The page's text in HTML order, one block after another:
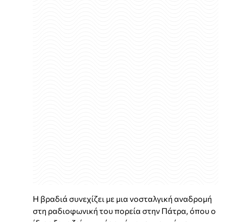
Η βραδιά συνεχίζει με μια νοσταλγική αναδρομή
στη ραδιοφωνική του πορεία στην Πάτρα, όπου ο